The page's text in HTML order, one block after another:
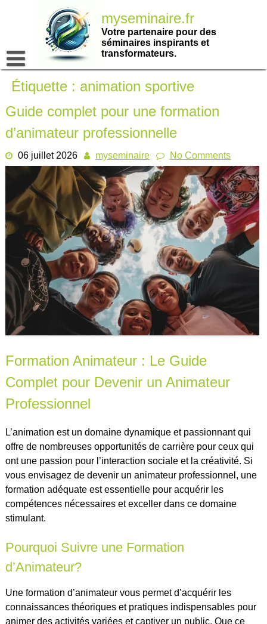
myseminaire.fr
Votre partenaire pour des
séminaires inspirants et
transformateurs.
Étiquette : animation sportive
Guide complet pour une formation
d’animateur professionnelle
06 juillet 2026 myseminaire No Comments
Formation Animateur : Le Guide
Complet pour Devenir un Animateur
Professionnel
L’animation est un domaine dynamique et passionnant qui
offre de nombreuses opportunités de carrière pour ceux qui
ont une passion pour l’interaction sociale et la créativité. Si
vous envisagez de devenir un animateur professionnel, une
formation adéquate est essentielle pour acquérir les
compétences nécessaires et exceller dans ce domaine
stimulant.
Pourquoi Suivre une Formation
d’Animateur?
Une formation d’animateur vous permet d’acquérir les
connaissances théoriques et pratiques indispensables pour
animer des activités variées et captiver un public. Que ce